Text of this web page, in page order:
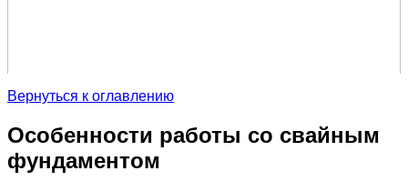
Вернуться к оглавлению
Особенности работы со свайным
фундаментом